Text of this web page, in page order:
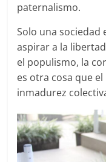
paternalismo.
Solo una
aspirar a la
el populismo, la
es otra cosa que
inmadurez